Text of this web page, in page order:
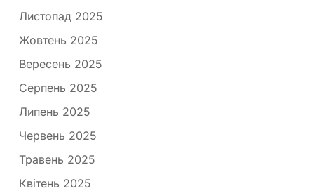
Листопад 2025
Жовтень 2025
Вересень 2025
Серпень 2025
Липень 2025
Червень 2025
Травень 2025
Квітень 2025